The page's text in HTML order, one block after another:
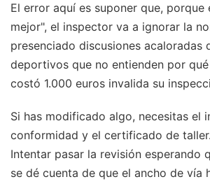
El error aquí es suponer que, porque
mejor", el inspector va a ignorar la
presenciado discusiones acaloradas
deportivos que no entienden por
costó 1.000 euros invalida su
Si has modificado algo, necesitas el
conformidad y el certificado de
Intentar pasar la revisión esperando
se dé cuenta de que el ancho de vía